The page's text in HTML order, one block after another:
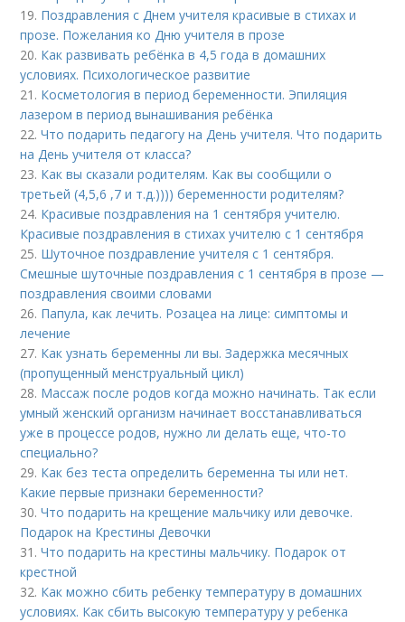
19. Поздравления с Днем учителя красивые в стихах и
прозе. Пожелания ко Дню учителя в прозе
20. Как развивать ребёнка в 4,5 года в домашних
условиях. Психологическое развитие
21. Косметология в период беременности. Эпиляция
лазером в период вынашивания ребёнка
22.Что подарить педагогу на День учителя. Что подарить
на День учителя от класса?
23. Как вы сказали родителям. Как вы сообщили о
третьей (4,5,6 ,7 и т.д.)))) беременности родителям?
24. Красивые поздравления на 1 сентября учителю.
Красивые поздравления в стихах учителю с 1 сентября
25. Шуточное поздравление учителя с 1 сентября.
Смешные шуточные поздравления с 1 сентября в прозе —
поздравления своими словами
26. Папула, как лечить. Розацеа на лице: симптомы и
лечение
27. Как узнать беременны ли вы. Задержка месячных
(пропущенный менструальный цикл)
28. Массаж после родов когда можно начинать. Так если
умный женский организм начинает восстанавливаться
уже в процессе родов, нужно ли делать еще, что-то
специально?
29. Как без теста определить беременна ты или нет.
Какие первые признаки беременности?
30.Что подарить на крещение мальчику или девочке.
Подарок на Крестины Девочки
31.Что подарить на крестины мальчику. Подарок от
крестной
32. Как можно сбить ребенку температуру в домашних
условиях. Как сбить высокую температуру у ребенка